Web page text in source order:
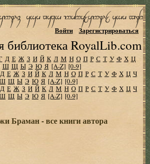
библиотека RoyalLib.com
Войти Зарегистрироваться
Д Е Ж З И Й К Л М Н О П Р С Т У Ф Х Ц
Ш Щ Ы Э Ю Я [A-Z] [0-9]
Д Е Ж З И Й К Л М Н О П Р С Т У Ф Х Ц Ч
Щ Ы Э Ю Я [A-Z] [0-9]
Д Е Ж З И Й К Л М Н О П Р С Т У Ф Х Ц Ч
Щ Ы Э Ю Я [A-Z] [0-9]
Браман - все книги автора